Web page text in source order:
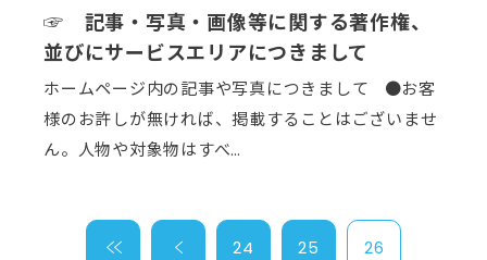
☞ 記事・写真・画像等に関する著作権、
並びにサービスエリアにつきまして
ホームページ内の記事や写真につきまして ●お客
様のお許しが無ければ、掲載することはございませ
ん。人物や対象物はすべ…
＜＜ ＜ 24 25 26